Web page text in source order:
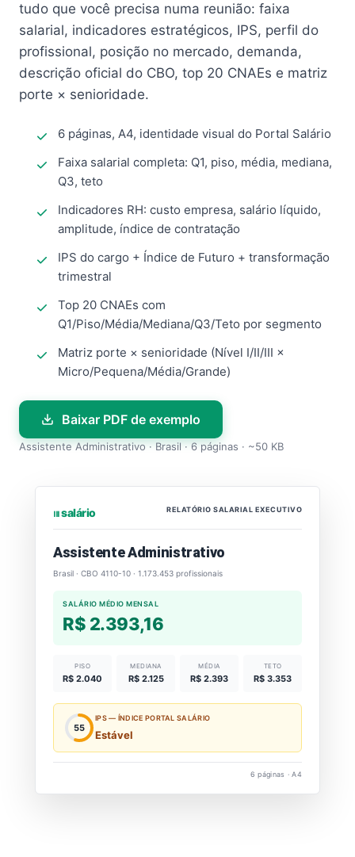
tudo que você precisa numa reunião: faixa
salarial, indicadores estratégicos, IPS, perfil do
profissional, posição no mercado, demanda,
descrição oficial do CBO, top 20 CNAEs e matriz
porte × senioridade.
6 páginas, A4, identidade visual do Portal Salário
Faixa salarial completa: Q1, piso, média, mediana,
Q3, teto
Indicadores RH: custo empresa, salário líquido,
amplitude, índice de contratação
IPS do cargo + Índice de Futuro + transformação
trimestral
Top 20 CNAEs com
Q1/Piso/Média/Mediana/Q3/Teto por segmento
Matriz porte × senioridade (Nível I/II/III ×
Micro/Pequena/Média/Grande)
Baixar PDF de exemplo
Assistente Administrativo · Brasil · 6 páginas · ~50 KB
⏐⏐⏐ salário RELATÓRIO SALARIAL EXECUTIVO
Assistente Administrativo
Brasil · CBO 4110-10 · 1.173.453 profissionais
SALÁRIO MÉDIO MENSAL
R$ 2.393,16
PISO
R$ 2.040
MEDIANA
R$ 2.125
MÉDIA
R$ 2.393
TETO
R$ 3.353
55
IPS — ÍNDICE PORTAL SALÁRIO
Estável
6 páginas · A4